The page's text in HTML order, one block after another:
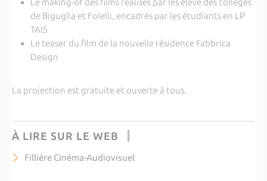
de Biguglia et Folelli, encadrés par les étudiants en LP
TAIS
Le teaser du film de la nouvelle résidence Fabbrica
Design
La projection est gratuite et ouverte à tous.
À LIRE SUR LE WEB
Fillière Cinéma-Audiovisuel